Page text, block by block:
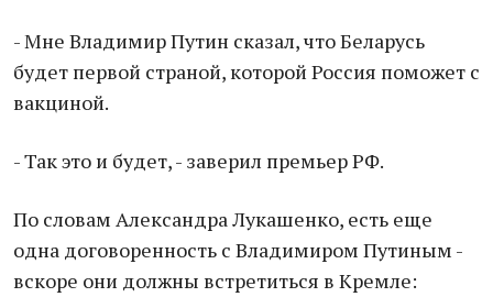
- Мне Владимир Путин сказал, что Беларусь
будет первой страной, которой Россия поможет с
вакциной.
- Так это и будет, - заверил премьер РФ.
По словам Александра Лукашенко, есть еще
одна договоренность с Владимиром Путиным -
вскоре они должны встретиться в Кремле: